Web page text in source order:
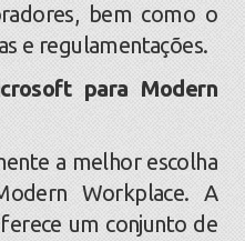
bem como o
e regulamentações.
para Modern
a melhor escolha
Workplace. A
um conjunto de